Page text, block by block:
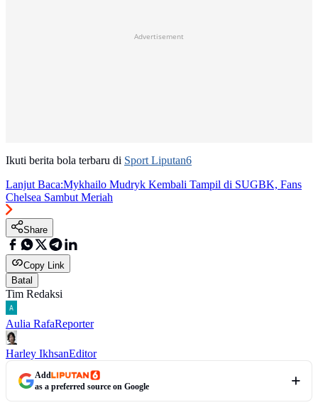
Advertisement
Ikuti berita bola terbaru di Sport Liputan6
Lanjut Baca:Mykhailo Mudryk Kembali Tampil di SUGBK, Fans
Chelsea Sambut Meriah
Share
Copy Link
Batal
Tim Redaksi
Aulia RafaReporter
Harley IkhsanEditor
Add
as a preferred source on Google